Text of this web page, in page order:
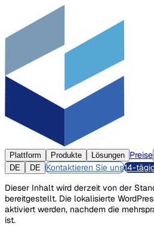
Plattform Produkte Lösungen Preise
DE
DE Kontaktieren Sie uns14-
Dieser Inhalt wird derzeit von der
bereitgestellt. Die lokalisierte
aktiviert werden, nachdem die
ist.